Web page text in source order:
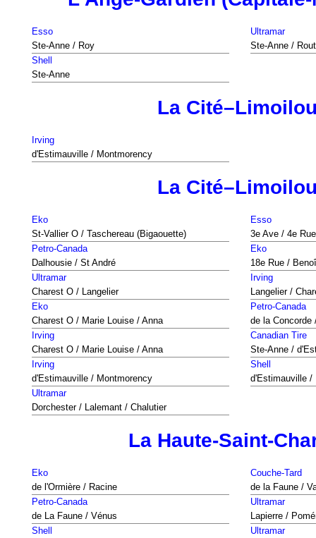
Esso
Ste-Anne / Roy
Ultramar
Ste-Anne /
Shell
Ste-Anne
La
Irving
d'Estimauville / Montmorency
La
Eko
St-Vallier O / Taschereau (Bigaouette)
Esso
3e Ave / 4e Rue
Petro-Canada
Dalhousie / St André
Eko
18e Rue /
Ultramar
Charest O / Langelier
Irving
Langelier /
Eko
Charest O / Marie Louise / Anna
Petro-Canada
de la Concorde
Irving
Charest O / Marie Louise / Anna
Canadian Tire
Ste-Anne /
Irving
d'Estimauville / Montmorency
Shell
d'Estimauville /
Ultramar
Dorchester / Lalemant / Chalutier
La Haute-Saint-
Eko
de l'Ormière / Racine
Couche-Tard
de la Faune /
Petro-Canada
de La Faune / Vénus
Ultramar
Lapierre /
Shell
Ultramar